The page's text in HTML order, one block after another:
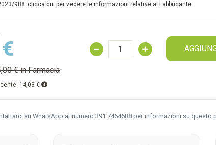
988: clicca qui per vedere le informazioni relative al Fabbricante
€ in Farmacia
14,03 €
su WhatsApp al numero 391 7464688 per informazioni su questo